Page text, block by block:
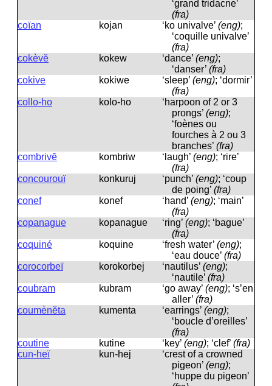
‘grand tridacne’
(fra)
coïan
kojan ‘ko univalve’ (eng);
‘coquille univalve’
(fra)
cokèvĕ
kokew ‘dance’ (eng);
‘danser’ (fra)
cokive
kokiwe ‘sleep’ (eng); ‘dormir’
(fra)
collo-ho
kolo-ho
‘harpoon of 2 or 3
prongs’ (eng);
‘foènes ou
fourches à 2 ou 3
branches’ (fra)
combrivĕ
kombriw ‘laugh’ (eng); ‘rire’
(fra)
concourouï
konkuruj ‘punch’ (eng); ‘coup
de poing’ (fra)
conef
konef ‘hand’ (eng); ‘main’
(fra)
copanague
kopanaɡue ‘ring’ (eng); ‘bague’
(fra)
coquiné
koquine ‘fresh water’ (eng);
‘eau douce’ (fra)
corocorbeï
korokorbej ‘nautilus’ (eng);
‘nautile’ (fra)
coubram
kubram ‘go away’ (eng); ‘s’en
aller’ (fra)
coumènĕta
kumenta ‘earrings’ (eng);
‘boucle d’oreilles’
(fra)
coutine
kutine ‘key’ (eng); ‘clef’ (fra)
cun-heï
kun-hej
‘crest of a crowned
pigeon’ (eng);
‘huppe du pigeon’